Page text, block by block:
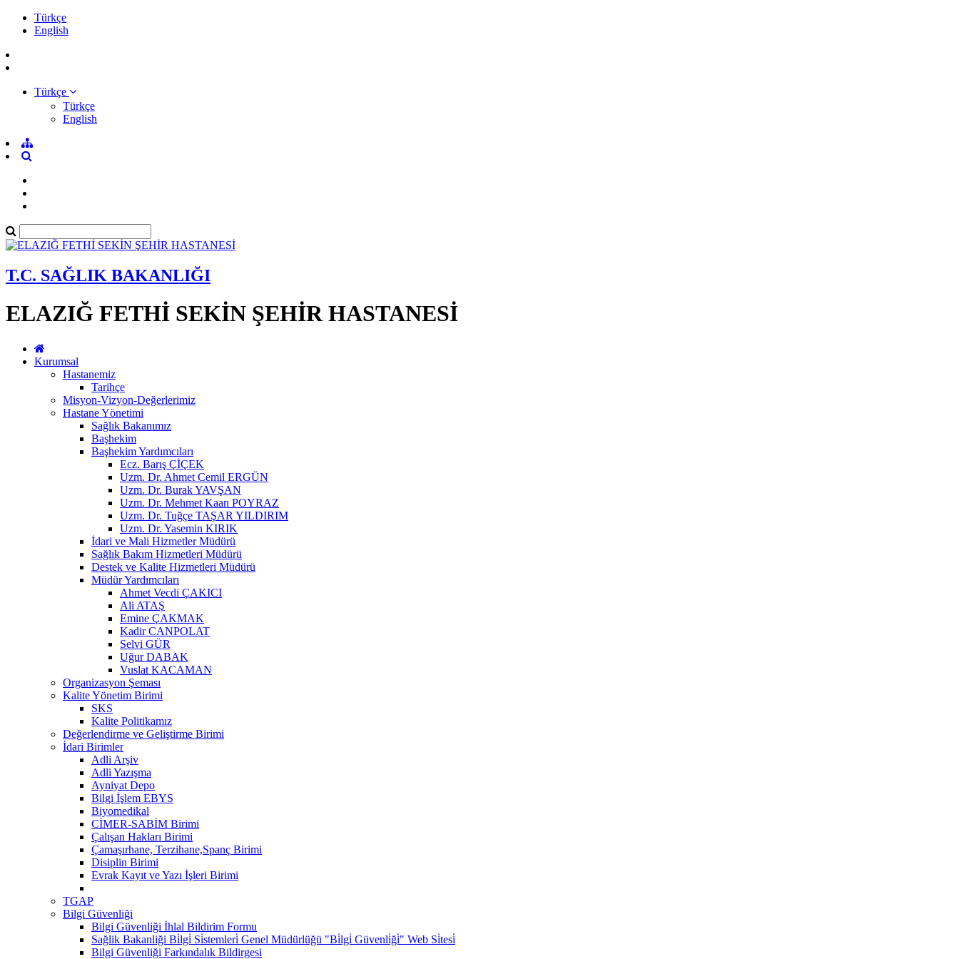
Türkçe
English
Türkçe
Türkçe
English
T.C. SAĞLIK BAKANLIĞI
ELAZIĞ FETHİ SEKİN ŞEHİR HASTANESİ
Kurumsal
Hastanemiz
Tarihçe
Misyon-Vizyon-Değerlerimiz
Hastane Yönetimi
Sağlık Bakanımız
Başhekim
Başhekim Yardımcıları
Ecz. Barış ÇİÇEK
Uzm. Dr. Ahmet Cemil ERGÜN
Uzm. Dr. Burak YAVŞAN
Uzm. Dr. Mehmet Kaan POYRAZ
Uzm. Dr. Tuğçe TAŞAR YILDIRIM
Uzm. Dr. Yasemin KIRIK
İdari ve Mali Hizmetler Müdürü
Sağlık Bakım Hizmetleri Müdürü
Destek ve Kalite Hizmetleri Müdürü
Müdür Yardımcıları
Ahmet Vecdi ÇAKICI
Ali ATAŞ
Emine ÇAKMAK
Kadir CANPOLAT
Selvi GÜR
Uğur DABAK
Vuslat KACAMAN
Organizasyon Şeması
Kalite Yönetim Birimi
SKS
Kalite Politikamız
Değerlendirme ve Geliştirme Birimi
İdari Birimler
Adli Arşiv
Adli Yazışma
Ayniyat Depo
Bilgi İşlem EBYS
Biyomedikal
CİMER-SABİM Birimi
Çalışan Hakları Birimi
Çamaşırhane, Terzihane,Spanç Birimi
Disiplin Birimi
Evrak Kayıt ve Yazı İşleri Birimi
TGAP
Bilgi Güvenliği
Bilgi Güvenliği İhlal Bildirim Formu
Sağlik Bakanliği Bi̇lgi̇ Si̇stemleri̇ Genel Müdürlüğü "Bi̇lgi̇ Güvenli̇ği̇" Web Si̇tesi̇
Bilgi Güvenliği Farkındalık Bildirgesi